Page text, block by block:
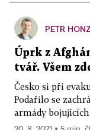
PETR
Úprk z
tvář. Všem
Česko si při
Podařilo se
armády